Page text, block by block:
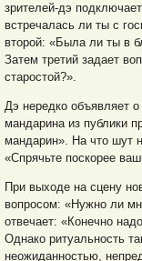
зрителей-дэ
встречалась ли ты с
второй: «Была ли ты в
Затем третий задает
старостой?».
Дэ нередко объявляет
мандарина из публики
мандарин». На что шут
«Спрячьте поскорее
При выходе на сцену
вопросом: «Нужно ли
отвечает: «Конечно
Однако ритуальность
неожиданностью,